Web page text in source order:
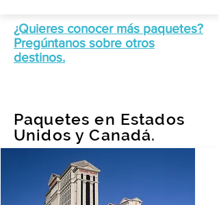
¿Quieres conocer más paquetes?
Pregúntanos sobre otros
destinos.
Paquetes en Estados
Unidos y Canadá.